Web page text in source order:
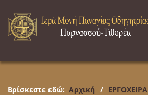
Βρίσκεστε εδώ: Αρχική / ΕΡΓΟΧΕΙΡΑ